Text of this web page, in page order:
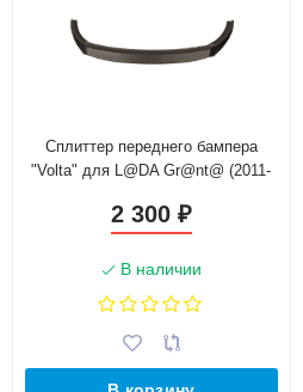
Сплиттер переднего бампера
"Volta" для L@DA Gr@nt@ (2011-
2 300 ₽
В наличии